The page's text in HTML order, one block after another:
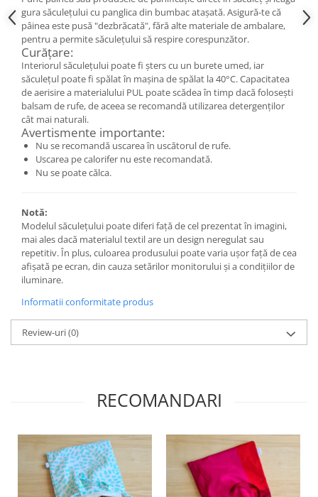
Ambalaj cu ceară de albine pentru
alimente
Șervețel ecologic pentru sandiș
Săculeț pentru ronțăieli
Dischete cosmetice
Capac textil pentru vase și farfurii
Prosop de bucătărie "NU-hârtie"
Suport pentru tacâmuri de
călătorie
Sac reutilizabil pentru fructe și
Card cadou
Accesorii tricotate
Decor Crăciun
TOATE Bijuteriile și Accesoriile
TOATE Produsele Zero Waste
TOATE Produsele Personalizate
gura săculețului cu panglica din bumbac atașată. Asigură-te că
pâinea este pusă "dezbrăcată", fără alte materiale de ambalare,
pentru a permite săculețului să respire corespunzător.
Curățare:
Interiorul săculețului poate fi șters cu un burete umed, iar
săculețul poate fi spălat în mașina de spălat la 40°C. Capacitatea
de aerisire a materialului PUL poate scădea în timp dacă folosești
balsam de rufe, de aceea se recomandă utilizarea detergenților
cât mai naturali.
Avertismente importante:
Nu se recomandă uscarea în uscătorul de rufe.
Uscarea pe calorifer nu este recomandată.
Nu se poate călca.
Notă:
Modelul săculețului poate diferi față de cel prezentat în imagini,
mai ales dacă materialul textil are un design neregulat sau
repetitiv. În plus, culoarea produsului poate varia ușor față de cea
afișată pe ecran, din cauza setărilor monitorului și a condițiilor de
iluminare.
Informatii conformitate produs
Review-uri(0)
RECOMANDARI